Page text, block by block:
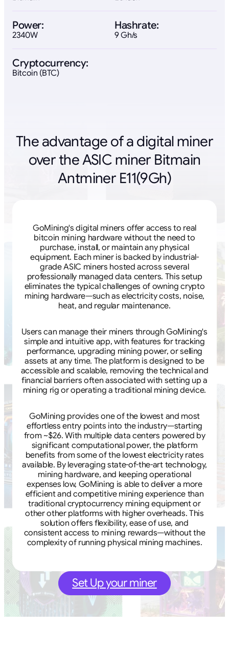
Power:
2340W
Hashrate:
9 Gh/s
Cryptocurrency:
Bitcoin (BTC)
The advantage of a digital miner
over the ASIC miner Bitmain
Antminer E11(9Gh)
GoMining's digital miners offer access to real
bitcoin mining hardware without the need to
purchase, install, or maintain any physical
equipment. Each miner is backed by industrial-
grade ASIC miners hosted across several
professionally managed data centers. This setup
eliminates the typical challenges of owning crypto
mining hardware—such as electricity costs, noise,
heat, and regular maintenance.
Users can manage their miners through GoMining's
simple and intuitive app, with features for tracking
performance, upgrading mining power, or selling
assets at any time. The platform is designed to be
accessible and scalable, removing the technical and
financial barriers often associated with setting up a
mining rig or operating a traditional mining device.
GoMining provides one of the lowest and most
effortless entry points into the industry—starting
from ~$26. With multiple data centers powered by
significant computational power, the platform
benefits from some of the lowest electricity rates
available. By leveraging state-of-the-art technology,
mining hardware, and keeping operational
expenses low, GoMining is able to deliver a more
efficient and competitive mining experience than
traditional cryptocurrency mining equipment or
other other platforms with higher overheads. This
solution offers flexibility, ease of use, and
consistent access to mining rewards—without the
complexity of running physical mining machines.
Set Up your miner